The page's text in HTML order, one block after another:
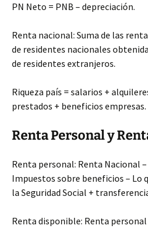
PN Neto = PNB – depreciación.
Renta nacional: Suma de las
de residentes nacionales
de residentes extranjeros.
Riqueza país = salarios +
prestados + beneficios empresas.
Renta Personal y
Renta personal: Renta Nacional
Impuestos sobre beneficios – Lo
la Seguridad Social +
Renta disponible: Renta